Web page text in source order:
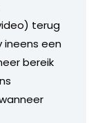
terug
ineens een
bereik